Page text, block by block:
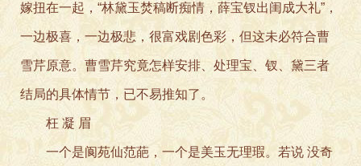
嫁扭在一起，“林黛玉焚稿断痴情，薛宝钗出闺成大礼”，
一边极喜，一边极悲，很富戏剧色彩，但这未必符合曹
雪芹原意。曹雪芹究竟怎样安排、处理宝、钗、黛三者
结局的具体情节，已不易推知了。
枉 凝 眉
一个是阆苑仙范葩，一个是美玉无理瑕。若说 没奇